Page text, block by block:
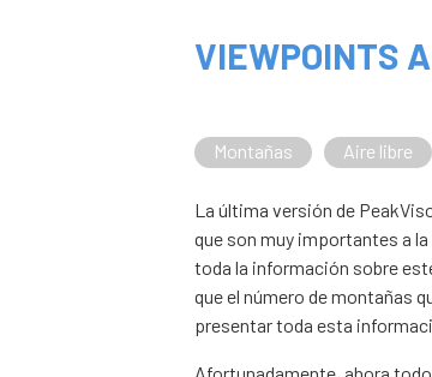
VIEWPOINTS
Montañas Aire libre
La última versión de
que son muy importantes a
toda la información sobre
que el número de montañas
presentar toda esta